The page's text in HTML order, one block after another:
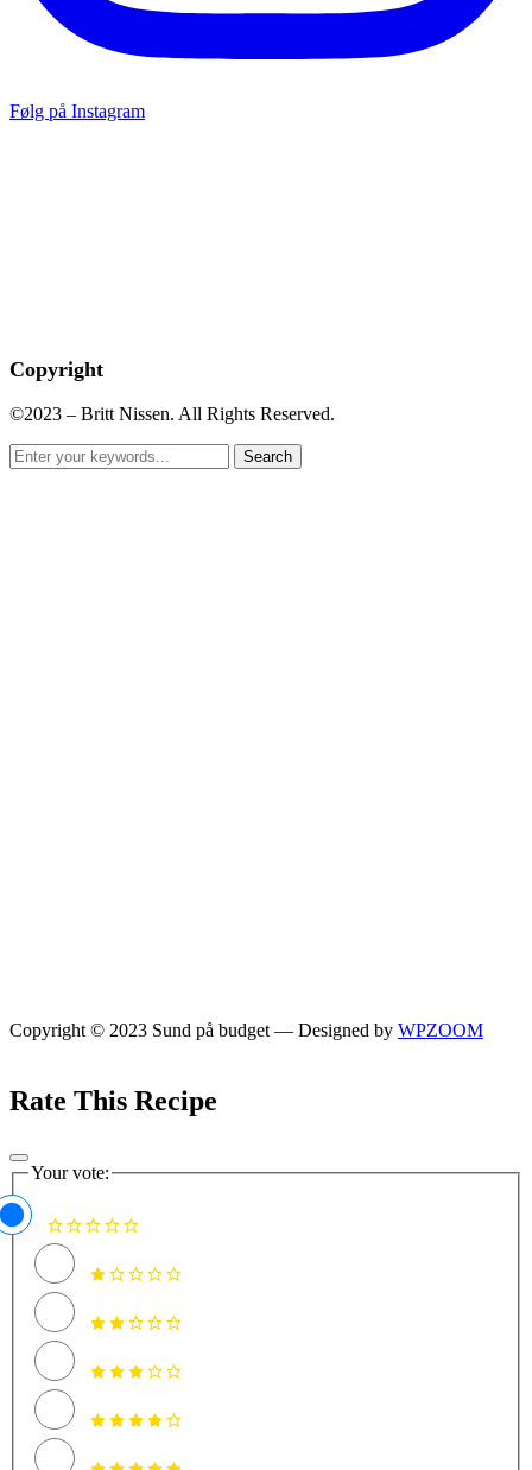
Følg på Instagram
Copyright
©2023 – Britt Nissen. All Rights Reserved.
Copyright © 2023 Sund på budget — Designed by WPZOOM
Rate This Recipe
Your vote: